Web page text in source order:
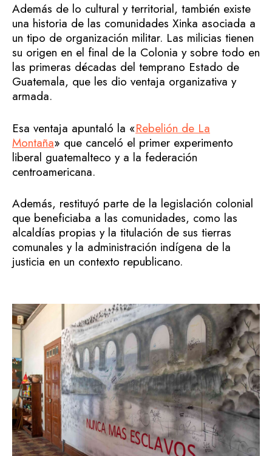
Además de lo cultural y territorial, también existe
una historia de las comunidades Xinka asociada a
un tipo de organización militar. Las milicias tienen
su origen en el final de la Colonia y sobre todo en
las primeras décadas del temprano Estado de
Guatemala, que les dio ventaja organizativa y
armada.
Esa ventaja apuntaló la «Rebelión de La
Montaña» que canceló el primer experimento
liberal guatemalteco y a la federación
centroamericana.
Además, restituyó parte de la legislación colonial
que beneficiaba a las comunidades, como las
alcaldías propias y la titulación de sus tierras
comunales y la administración indígena de la
justicia en un contexto republicano.